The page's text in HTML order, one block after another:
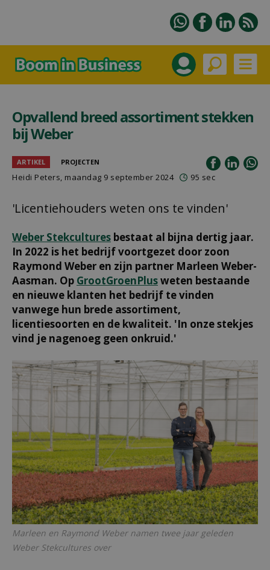
Opvallend breed assortiment stekken
bij Weber
ARTIKEL PROJECTEN
Heidi Peters, maandag 9 september 2024 95 sec
'Licentiehouders weten ons te vinden'
Weber Stekcultures bestaat al bijna dertig jaar.
In 2022 is het bedrijf voortgezet door zoon
Raymond Weber en zijn partner Marleen Weber-
Aasman. Op GrootGroenPlusweten bestaande
en nieuwe klanten het bedrijf te vinden
vanwege hun brede assortiment,
licentiesoorten en de kwaliteit. 'In onze stekjes
vind je nagenoeg geen onkruid.'
Marleen en Raymond Weber namen twee jaar geleden
Weber Stekcultures over